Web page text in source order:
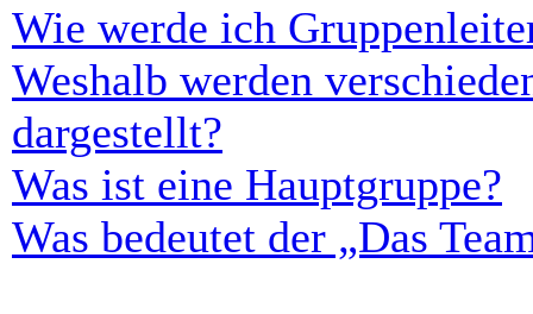
Wie werde ich
Weshalb werden
dargestellt?
Was ist eine Hauptgruppe?
Was bedeutet der „Das